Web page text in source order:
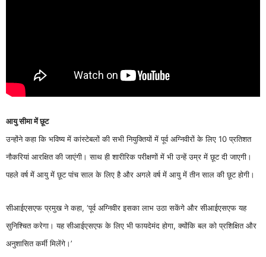
आयु सीमा में छूट
उन्होंने कहा कि भविष्य में कांस्टेबलों की सभी नियुक्तियों में पूर्व अग्निवीरों के लिए 10 प्रतिशत
नौकरियां आरक्षित की जाएंगी। साथ ही शारीरिक परीक्षणों में भी उन्हें उम्र में छूट दी जाएगी।
पहले वर्ष में आयु में छूट पांच साल के लिए है और अगले वर्ष में आयु में तीन साल की छूट होगी।
सीआईएसएफ प्रमुख ने कहा, ‘पूर्व अग्निवीर इसका लाभ उठा सकेंगे और सीआईएसएफ यह
सुनिश्चित करेगा। यह सीआईएसएफ के लिए भी फायदेमंद होगा, क्योंकि बल को प्रशिक्षित और
अनुशासित कर्मी मिलेंगे।’